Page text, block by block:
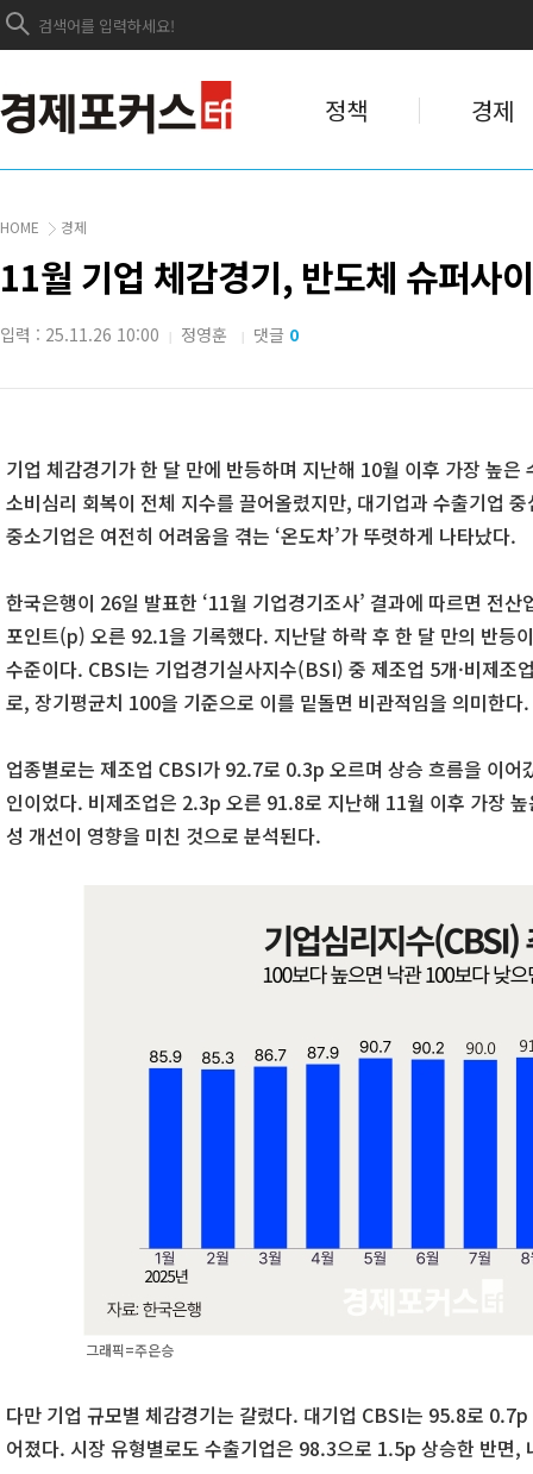
정책 경제
HOME 경제
11월 기업 체감경기, 반도체 슈퍼사
입력 : 25.11.26 10:00 | 정영훈 | 댓글 0
기업 체감경기가 한 달 만에 반등하며 지난해 10월 이후 가장 높
소비심리 회복이 전체 지수를 끌어올렸지만, 대기업과 수출기업
중소기업은 여전히 어려움을 겪는 ‘온도차’가 뚜렷하게 나타났다.
한국은행이 26일 발표한 ‘11월 기업경기조사’ 결과에 따르면 전
포인트(p) 오른 92.1을 기록했다. 지난달 하락 후 한 달 만의 반등
수준이다. CBSI는 기업경기실사지수(BSI) 중 제조업 5개·비제조
로, 장기평균치 100을 기준으로 이를 밑돌면 비관적임을 의미한다.
업종별로는 제조업 CBSI가 92.7로 0.3p 오르며 상승 흐름을 이어
인이었다. 비제조업은 2.3p 오른 91.8로 지난해 11월 이후 가장
성 개선이 영향을 미친 것으로 분석된다.
그래픽=주은승
다만 기업 규모별 체감경기는 갈렸다. 대기업 CBSI는 95.8로
어졌다. 시장 유형별로도 수출기업은 98.3으로 1.5p 상승한 반면